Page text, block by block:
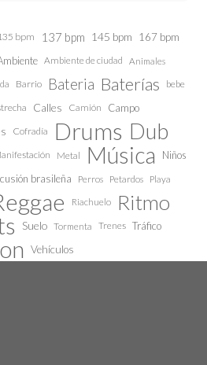
bpm 137 bpm 145 bpm 167 bpm
Ambiente de ciudad Animales
Barrio Bateria Baterías bebe
Calles Camión Campo
Cofradía Drums Dub
Metal Música
Niños
brasileña Perros Petardos Playa
Riachuelo Ritmo
Suelo Tormenta Trenes Tráfico
Vehículos